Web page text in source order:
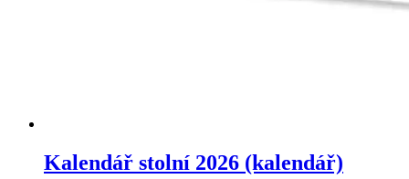
Kalendář stolní 2026 (kalendář)